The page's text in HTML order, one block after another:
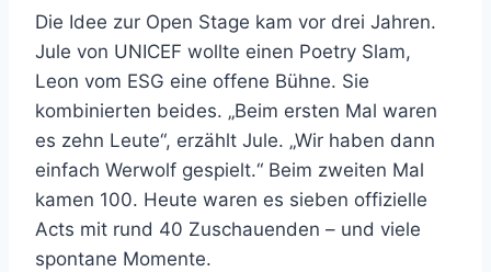
Die Idee zur Open Stage kam vor drei Jahren.
Jule von UNICEF wollte einen Poetry Slam,
Leon vom ESG eine offene Bühne. Sie
kombinierten beides. „Beim ersten Mal waren
es zehn Leute“, erzählt Jule. „Wir haben dann
einfach Werwolf gespielt.“ Beim zweiten Mal
kamen 100. Heute waren es sieben offizielle
Acts mit rund 40 Zuschauenden – und viele
spontane Momente.